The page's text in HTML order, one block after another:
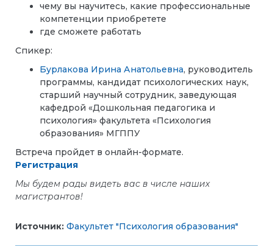
чему вы научитесь, какие профессиональные
компетенции приобретете
где сможете работать
Спикер:
Бурлакова Ирина Анатольевна, руководитель
программы, кандидат психологических наук,
старший научный сотрудник, заведующая
кафедрой «Дошкольная педагогика и
психология» факультета «Психология
образования» МГППУ
Встреча пройдет в онлайн-формате.
Регистрация
Мы будем рады видеть вас в числе наших
магистрантов!
Источник: Факультет "Психология образования"